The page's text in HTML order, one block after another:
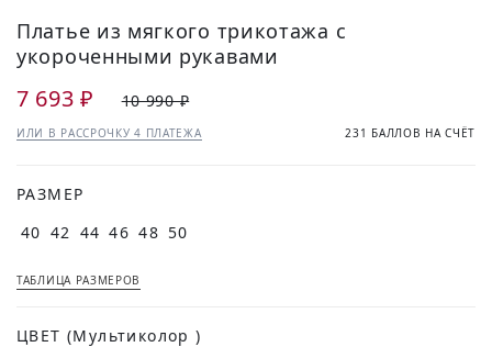
Платье из мягкого трикотажа с
укороченными рукавами
7 693 ₽ 10 990 ₽
ИЛИ В РАССРОЧКУ 4 ПЛАТЕЖА 231 БАЛЛОВ НА СЧЁТ
РАЗМЕР
40 42 44 46 48 50
ТАБЛИЦА РАЗМЕРОВ
ЦВЕТ (Мультиколор )